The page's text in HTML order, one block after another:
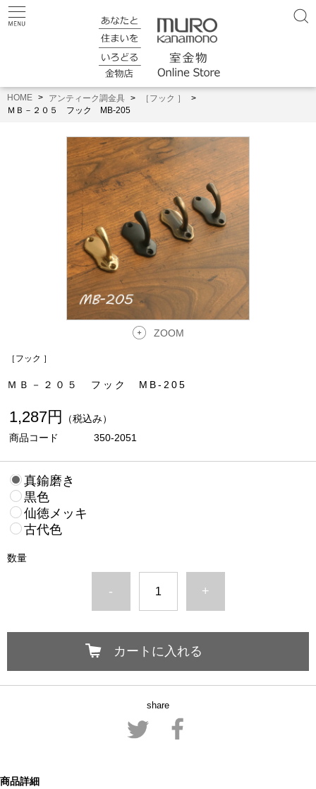
HOME アンティーク調金具
［フック ］
ＭＢ－２０５ フック MB-205
ZOOM
［フック ］
ＭＢ－２０５ フック MB-205
1,287円
（税込み）
商品コード
350-2051
真鍮磨き
黒色
仙徳メッキ
古代色
数量
- +
カートに入れる
share
商品詳細